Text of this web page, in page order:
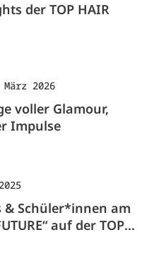
der TOP HAIR
2026
voller Glamour,
Impulse
Schüler*innen am
auf der TOP